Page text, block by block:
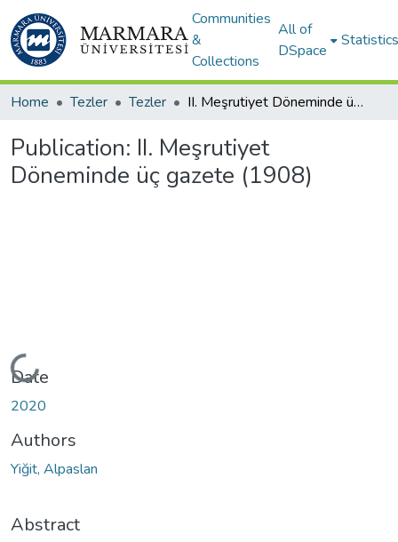
Communities
&
Collections
All of
DSpace
Statistics
Home Tezler Tezler II. Meşrutiyet Döneminde üç gazete (1908)
Publication: II. Meşrutiyet
Döneminde üç gazete (1908)
Date
2020
Authors
Yiğit, Alpaslan
Abstract